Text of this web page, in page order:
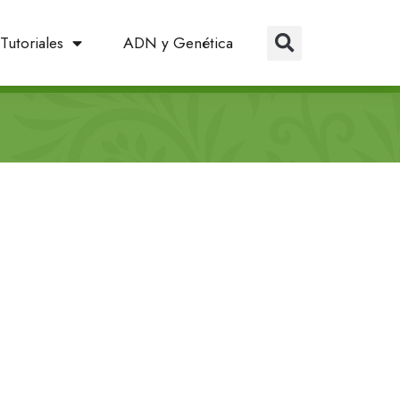
ADN y Genética